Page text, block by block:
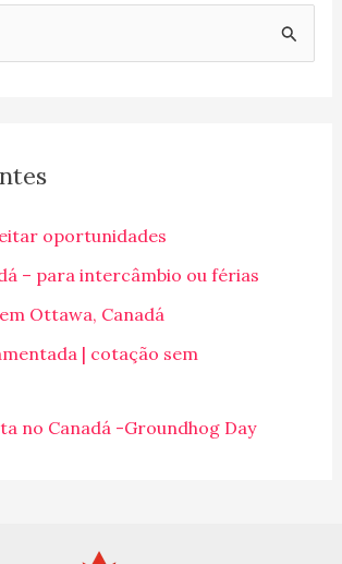
oportunidades
– para intercâmbio ou férias
Ottawa, Canadá
| cotação sem
no Canadá -Groundhog Day